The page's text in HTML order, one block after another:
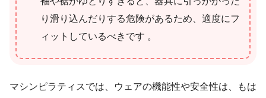
り滑り込んだりする危険があるため、適度にフ
ィットしているべきです 。
マシンピラティスでは、ウェアの機能性や安全性は、もは